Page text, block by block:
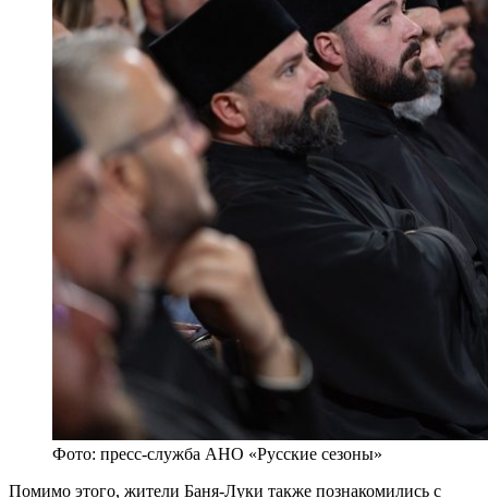
Фото: пресс-служба АНО «Русские сезоны»
Помимо этого, жители Баня-Луки также познакомились с